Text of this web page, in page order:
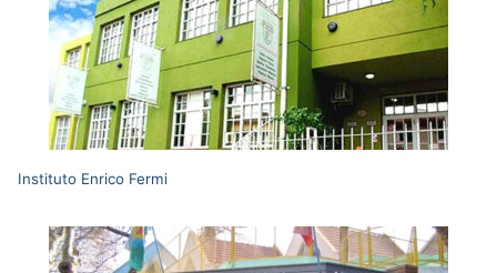
Instituto Enrico Fermi